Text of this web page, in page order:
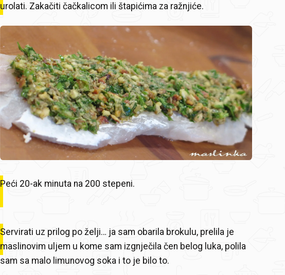
urolati. Zakačiti čačkalicom ili štapićima za ražnjiće.
Peći 20-ak minuta na 200 stepeni.
Servirati uz prilog po želji… ja sam obarila brokulu, prelila je
maslinovim uljem u kome sam izgnječila čen belog luka, polila
sam sa malo limunovog soka i to je bilo to.